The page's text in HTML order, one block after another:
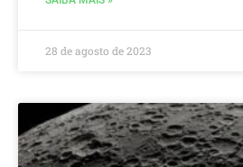
28 de agosto de 2023